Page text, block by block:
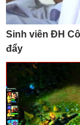
Sinh viên ĐH
đẩy